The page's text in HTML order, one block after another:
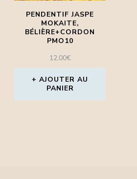
PENDENTIF JASPE
MOKAITE,
BÉLIÈRE+CORDON
PMO10
12,00€
AJOUTER AU
PANIER